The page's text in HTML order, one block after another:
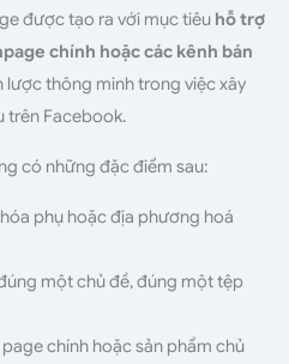
được tạo ra với mục tiêu hỗ trợ
chính hoặc các kênh bán
lược thông minh trong việc xây
trên Facebook.
có những đặc điểm sau:
phụ hoặc địa phương hoá
một chủ đề, đúng một tệp
chính hoặc sản phẩm chủ